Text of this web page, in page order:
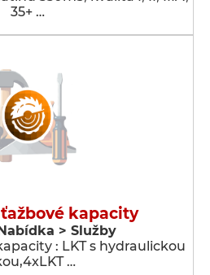
35+ …
kapacity
> Služby
: LKT s hydraulickou
…